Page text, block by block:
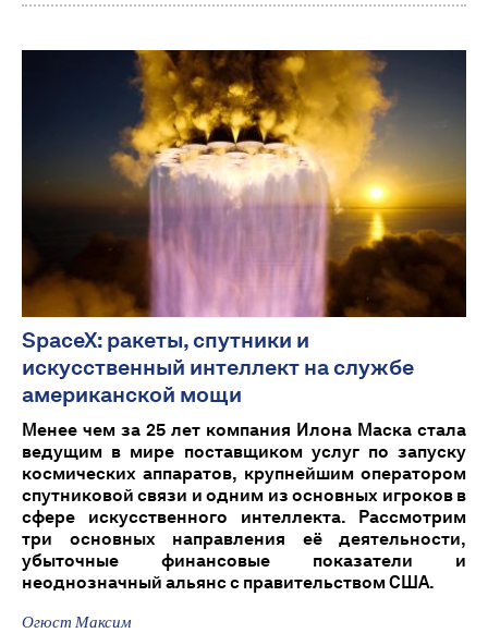
SpaceX: ракеты, спутники и
искусственный интеллект на службе
американской мощи
Менее чем за 25 лет компания Илона Маска стала
ведущим в мире поставщиком услуг по запуску
космических аппаратов, крупнейшим оператором
спутниковой связи и одним из основных игроков в
сфере искусственного интеллекта. Рассмотрим
три основных направления её деятельности,
убыточные финансовые показатели и
неоднозначный альянс с правительством США.
Огюст Максим